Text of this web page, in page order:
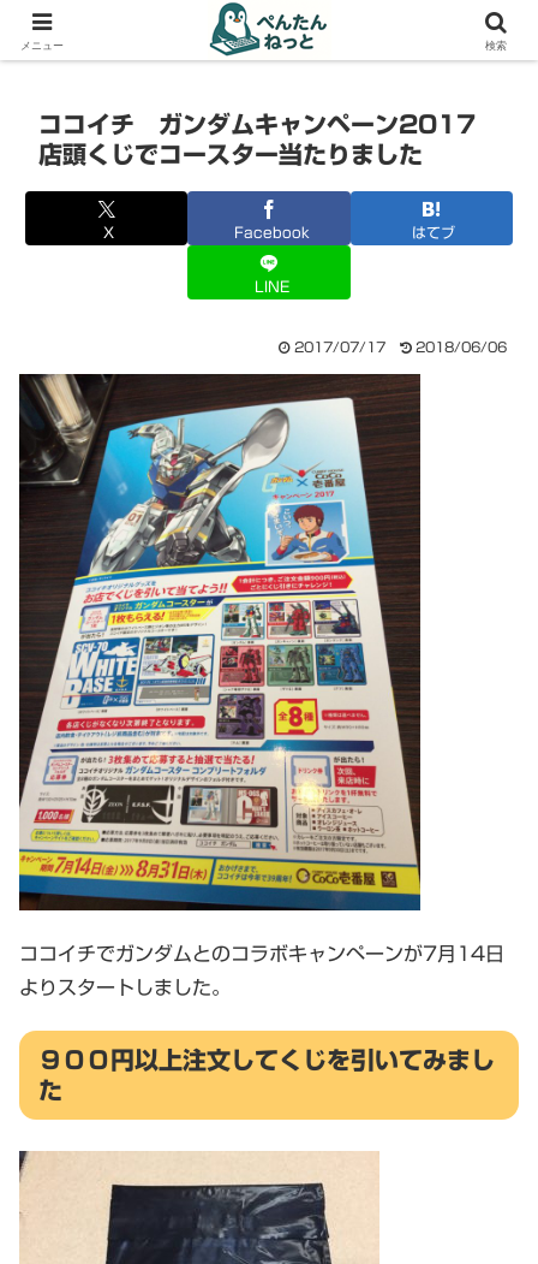
PCやガジェットの備忘録
ココイチ ガンダムキャンペーン2017
店頭くじでコースター当たりました
X Facebook はてブ
LINE
2017/07/17 2018/06/06
ココイチでガンダムとのコラボキャンペーンが7月14日
よりスタートしました。
９００円以上注文してくじを引いてみまし
た
メニュー 検索